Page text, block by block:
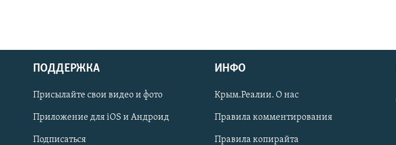
Українською
Qırımtatar
ПОДДЕРЖКА
Присылайте свои видео и фото
Приложение для iOS и Андроид
Подписаться
ИНФО
Крым.Реалии. О нас
Правила комментирования
Правила копирайта